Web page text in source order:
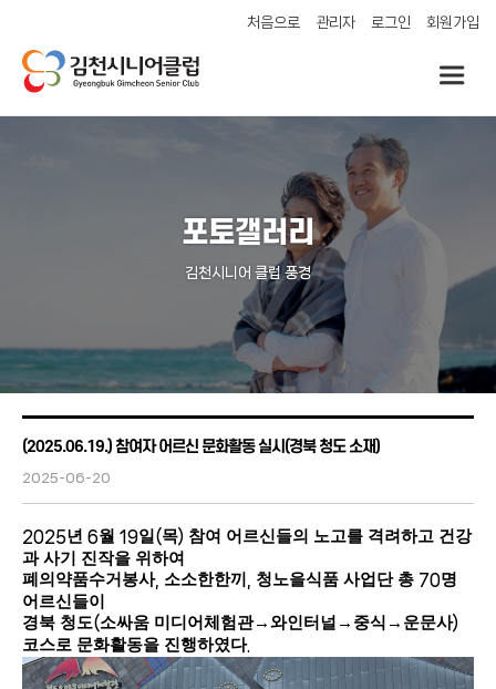
처음으로 관리자 로그인 회원가입
포토갤러리
김천시니어 클럽 풍경
(2025.06.19.) 참여자 어르신 문화활동 실시(경북 청도 소재)
2025-06-20
2025년 6월 19일 (목) 참여 어르신들의 노고를 격려하고 건강
과 사기 진작을 위하여
폐의약품수거봉사, 소소한한끼 청노을식품 사업단 총 70명
어르신들이
경북 청도(소싸움 미디어체험관→와인터널 → 중식 → 운문사)
코스로 문화활동을 진행하였다.